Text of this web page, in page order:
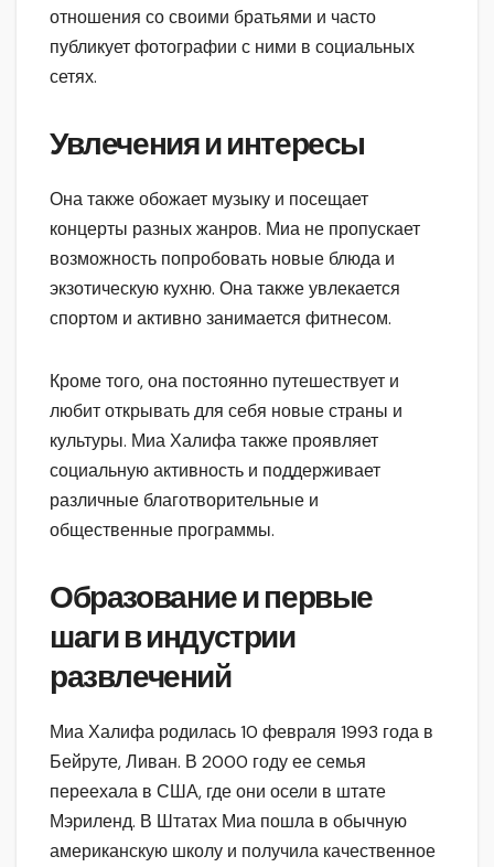
отношения со своими братьями и часто
публикует фотографии с ними в социальных
сетях.
Увлечения и интересы
Она также обожает музыку и посещает
концерты разных жанров. Миа не пропускает
возможность попробовать новые блюда и
экзотическую кухню. Она также увлекается
спортом и активно занимается фитнесом.
Кроме того, она постоянно путешествует и
любит открывать для себя новые страны и
культуры. Миа Халифа также проявляет
социальную активность и поддерживает
различные благотворительные и
общественные программы.
Образование и первые
шаги в индустрии
развлечений
Миа Халифа родилась 10 февраля 1993 года в
Бейруте, Ливан. В 2000 году ее семья
переехала в США, где они осели в штате
Мэриленд. В Штатах Миа пошла в обычную
американскую школу и получила качественное